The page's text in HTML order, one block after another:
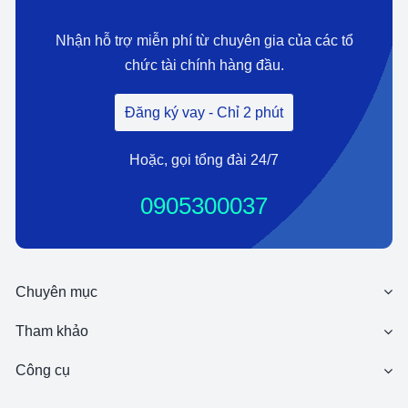
Nhận hỗ trợ miễn phí từ chuyên gia của các tổ
chức tài chính hàng đầu.
Đăng ký vay - Chỉ 2 phút
Hoặc, gọi tổng đài 24/7
0905300037
Chuyên mục
Tham khảo
Công cụ